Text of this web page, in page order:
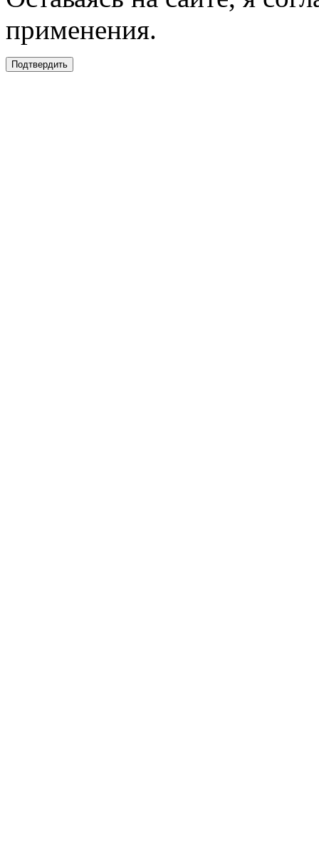
применения.
Подтвердить